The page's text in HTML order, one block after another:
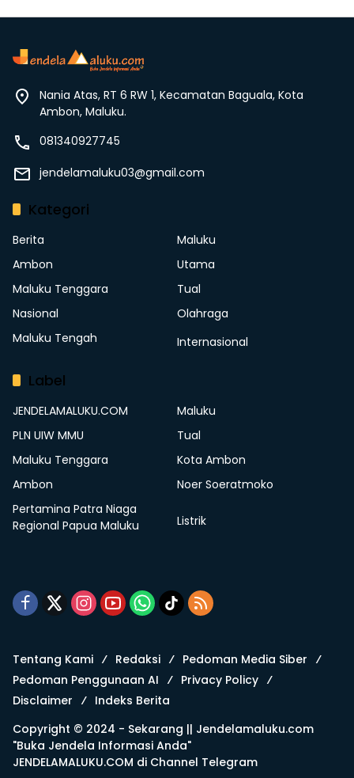
Nania Atas, RT 6 RW 1, Kecamatan Baguala, Kota
Ambon, Maluku.
081340927745
jendelamaluku03@gmail.com
Kategori
Berita
Maluku
Ambon
Utama
Maluku Tenggara
Tual
Nasional
Olahraga
Maluku Tengah
Internasional
Label
JENDELAMALUKU.COM
Maluku
PLN UIW MMU
Tual
Maluku Tenggara
Kota Ambon
Ambon
Noer Soeratmoko
Pertamina Patra Niaga
Regional Papua Maluku
Listrik
Tentang Kami Redaksi
Pedoman Media Siber
Pedoman Penggunaan AI
Privacy Policy
Disclaimer
Indeks Berita
Copyright © 2024 - Sekarang || Jendelamaluku.com
"Buka Jendela Informasi Anda"
JENDELAMALUKU.COM di Channel Telegram